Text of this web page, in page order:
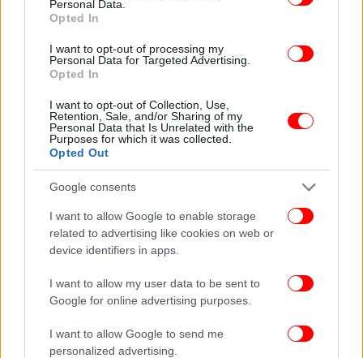
Personal Data.
Opted In
I want to opt-out of processing my
Personal Data for Targeted Advertising.
Opted In
I want to opt-out of Collection, Use,
Retention, Sale, and/or Sharing of my
Personal Data that Is Unrelated with the
Purposes for which it was collected.
Opted Out
Google consents
I want to allow Google to enable storage
related to advertising like cookies on web or
device identifiers in apps.
I want to allow my user data to be sent to
Google for online advertising purposes.
I want to allow Google to send me
personalized advertising.
καθαριστικών.
Άλλες χρήσεις του αλουμινόχαρτου
υπάρχουν και άλλα κόλπα που μπορείτε να
ακολουθήσετε χρησιμοποιώντας αλουμινόχαρτο.
Για παράδειγμα,τυλίγοντας το κάτω μέρος της
σκούπας σας με αλουμινόχαρτο, αποτρέπετε την
προσκόλληση της λεπτής σκόνης
λόγω στατικού
ηλεκτρισμού. Μπορείτε επίσης να το
χρησιμοποιήσετε γιανα καλύψετε τις λαβές από τα
τηγάνια σαςκαι να τις προστατέψετε από το λίπος